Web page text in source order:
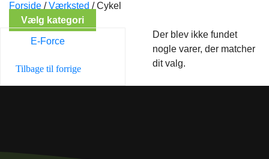
Forside / Værksted /Cykel
Vælg kategori
E-Force
Tilbage til forrige
Der blev ikke fundet
nogle varer, der matcher
dit valg.